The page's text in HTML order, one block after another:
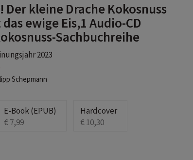
Der kleine Drache Kokosnuss
ewige Eis,1 Audio-CD
Sachbuchreihe
2023
Schepmann
E-Book (EPUB)
€ 7,99
Hardcover
€ 10,30